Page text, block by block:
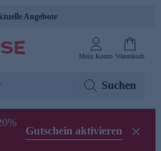
Angebote
Mein Konto Warenkorb
Suchen
Gutschein aktivieren